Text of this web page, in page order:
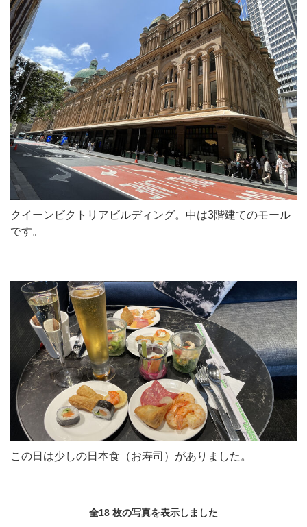
クイーンビクトリアビルディング。中は3階建てのモール
です。
この日は少しの日本食（お寿司）がありました。
全18 枚の写真を表示しました